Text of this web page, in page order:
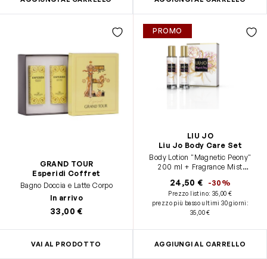
GRAND TOUR
Esperidi Coffret
Bagno Doccia e Latte Corpo
In arrivo
33,00 €
VAI AL PRODOTTO
PROMO
LIU JO
Liu Jo Body Care Set
Body Lotion "Magnetic Peony"
200 ml + Fragrance Mist
24,50 € -30%
Prezzo listino: 35,00 €
prezzo più basso ultimi 30 giorni :
35,00 €
AGGIUNGI AL CARRELLO